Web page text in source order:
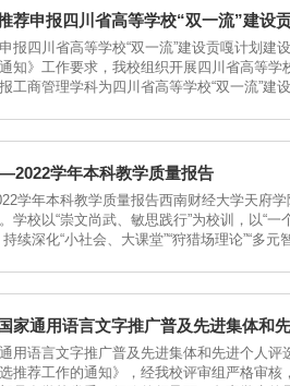
荐申报四川省高等学校“双一流”建设
报四川省高等学校“双一流”建设贡嘎计划建
知》工作要求，我校组织开展四川省高等
工商管理学科为四川省高等学校“双一流”
学年本科教学质量报告
学年本科教学质量报告西南财经大学天府
校以“崇文尚武、敏思践行”为校训，以“
续深化“小社会、大课堂”“狩猎场理论”“多
家通用语言文字推广普及先进集体和
用语言文字推广普及先进集体和先进个人
推荐工作的通知》，经我校评审组严格审